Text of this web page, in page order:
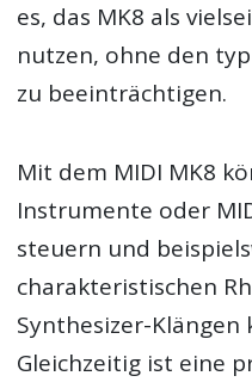
es, das MK8 als
nutzen, ohne den
zu beeinträchtigen.
Mit dem MIDI MK8
Instrumente oder
steuern und
charakteristischen
Synthesizer-Klängen
Gleichzeitig ist eine